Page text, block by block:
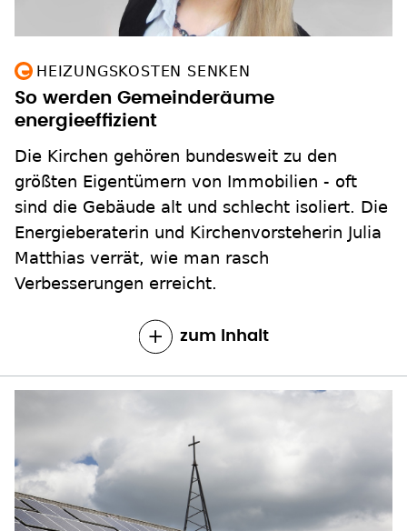
HEIZUNGSKOSTEN SENKEN
So werden Gemeinderäume
energieeffizient
Die Kirchen gehören bundesweit zu den
sind die Gebäude alt und schlecht isoliert. Die
Energieberaterin und Kirchenvorsteherin Julia
Matthias verrät, wie man rasch
Verbesserungen erreicht.